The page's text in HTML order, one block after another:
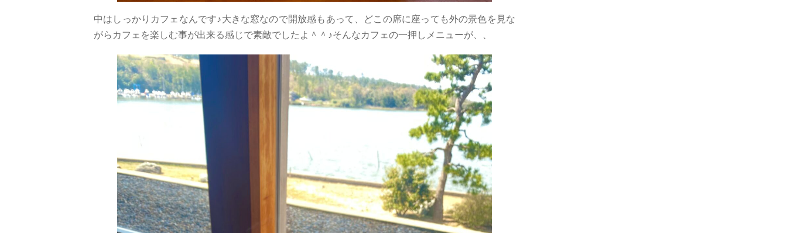
中はしっかりカフェなんです♪大きな窓なので開放感もあって、どこの席に座っても外の景色を見な
がらカフェを楽しむ事が出来る感じで素敵でしたよ＾＾♪そんなカフェの一押しメニューが、、